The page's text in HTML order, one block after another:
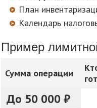
План
Календарь
Пример
Сумма операции
До 50 000 ₽